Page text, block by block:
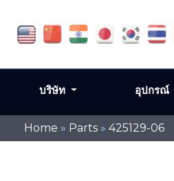
Home » Parts » 425129-06
บริษัท อุปกรณ์